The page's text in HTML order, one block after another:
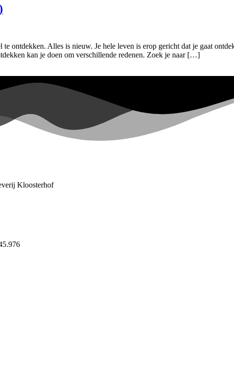
ontdekken. Alles is nieuw. Je hele leven is erop gericht dat je gaat
kan je doen om verschillende redenen. Zoek je naar […]
Kloosterhof